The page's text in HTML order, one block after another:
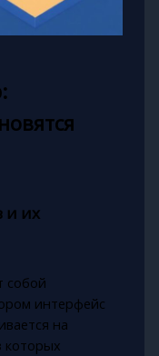
и их
собой
интерфейс
на
которых